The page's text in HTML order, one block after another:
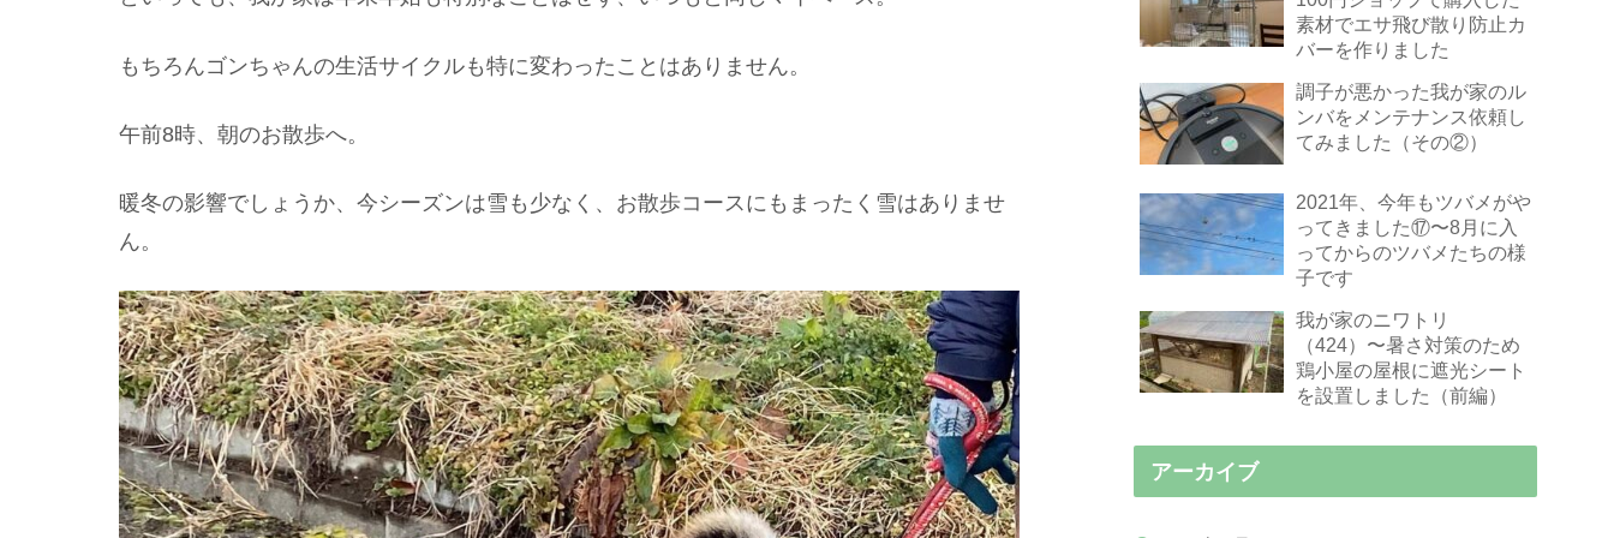
もちろんゴンちゃんの生活サイクルも特に変わったことはありません。
午前8時、朝のお散歩へ。
暖冬の影響でしょうか、今シーズンは雪も少なく、お散歩コースにもまったく雪はありませ
ん。
素材でエサ飛び散り防止カ
バーを作りました
調子が悪かった我が家のル
ンバをメンテナンス依頼し
てみました（その②）
2021年、今年もツバメがや
ってきました⑰〜8月に入
ってからのツバメたちの様
子です
我が家のニワトリ
（424）〜暑さ対策のため
鶏小屋の屋根に遮光シート
を設置しました（前編）
アーカイブ